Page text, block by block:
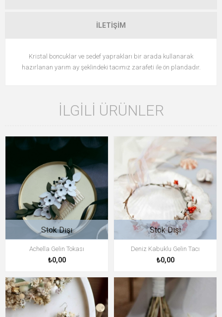
İLETIŞIM
Kristal boncuklar ve sedef yaprakları bir arada kullanarak
hazırlanan yarım ay şeklindeki tacımız zarafeti ile ön plandadır.
İLGILI ÜRÜNLER
Stok Dışı
Achella Gelin Tokası
₺0,00
Stok Dışı
Deniz Kabuklu Gelin Tacı
₺0,00